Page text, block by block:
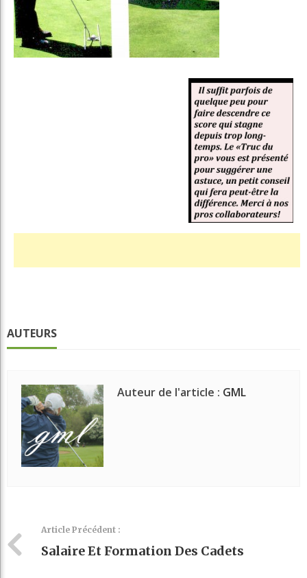
AUTEURS
Auteur de l'article : GML
Article Précédent :
Salaire Et Formation Des Cadets